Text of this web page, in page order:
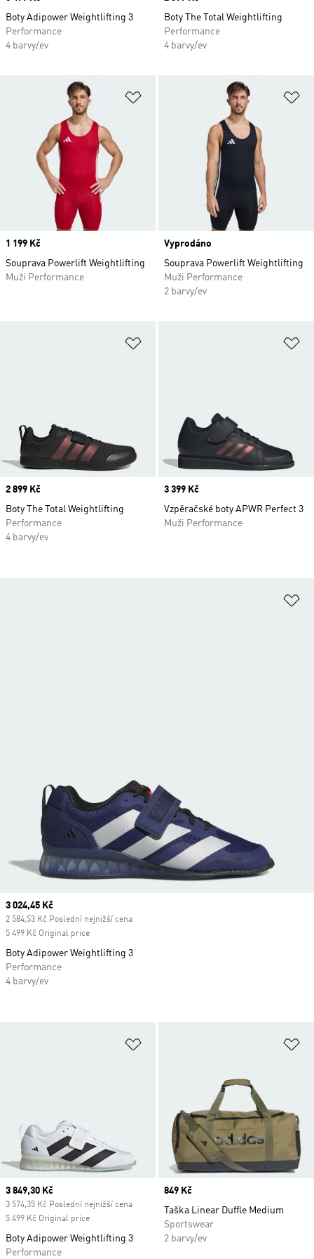
Boty Adipower Weightlifting 3
Performance
4 barvy/ev
Boty The Total Weightlifting
Performance
4 barvy/ev
Přidat do seznamu přání
Price
1 199 Kč
Souprava Powerlift Weightlifting
Muži Performance
Vyprodáno
Souprava Powerlift Weightlifting
Muži Performance
2 barvy/ev
Price
2 899 Kč
Boty The Total Weightlifting
Performance
4 barvy/ev
Price
3 399 Kč
Vzpěračské boty APWR Perfect 3
Muži Performance
Current price
3 849,30 Kč
3 574,35 Kč Poslední nejnižší cena
5 499 Kč Original price
Boty Adipower Weightlifting 3
Performance
Price
849 Kč
Taška Linear Duffle Medium
Sportswear
2 barvy/ev
Current price
3 024,45 Kč
2 584,53 Kč Poslední nejnižší cena
5 499 Kč Original price
Boty Adipower Weightlifting 3
Performance
4 barvy/ev